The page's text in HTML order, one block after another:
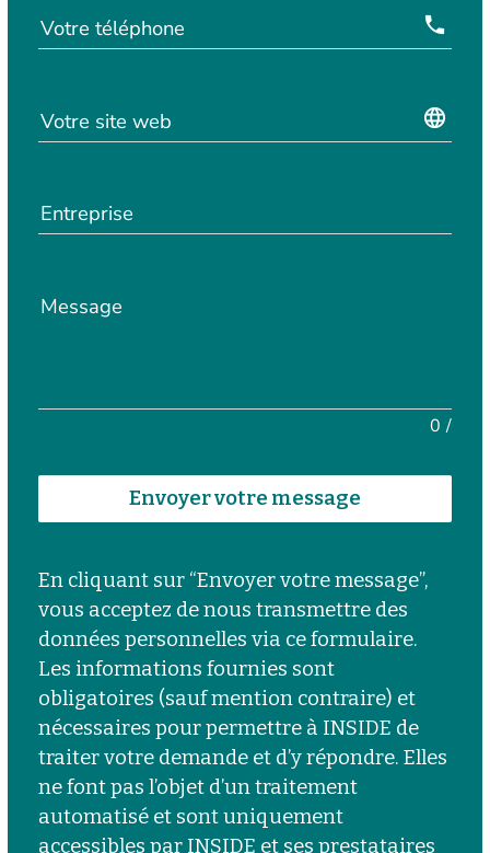
Votre téléphone local_phone
Votre site web language
Entreprise
Message
0 /
Envoyer votre message
En cliquant sur “Envoyer votre message”,
vous acceptez de nous transmettre des
données personnelles via ce formulaire.
Les informations fournies sont
obligatoires (sauf mention contraire) et
nécessaires pour permettre à INSIDE de
traiter votre demande et d’y répondre. Elles
ne font pas l’objet d’un traitement
automatisé et sont uniquement
accessibles par INSIDE et ses prestataires